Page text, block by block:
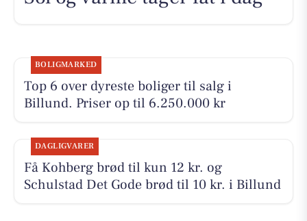
BOLIGMARKED
Top 6 over dyreste boliger til salg i
Billund. Priser op til 6.250.000 kr
DAGLIGVARER
Få Kohberg brød til kun 12 kr. og
Schulstad Det Gode brød til 10 kr. i Billund